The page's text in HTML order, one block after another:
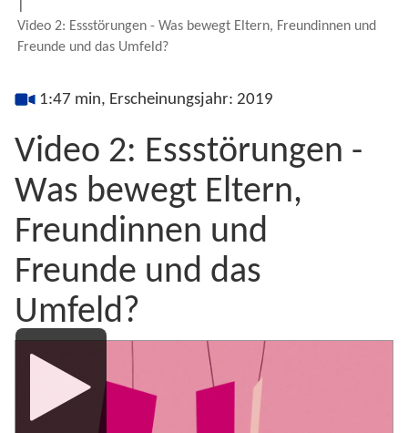
Video 2: Essstörungen - Was bewegt Eltern, Freundinnen und
Freunde und das Umfeld?
1:47 min, Erscheinungsjahr: 2019
Video 2: Essstörungen -
Was bewegt Eltern,
Freundinnen und
Freunde und das
Umfeld?
Media
Player